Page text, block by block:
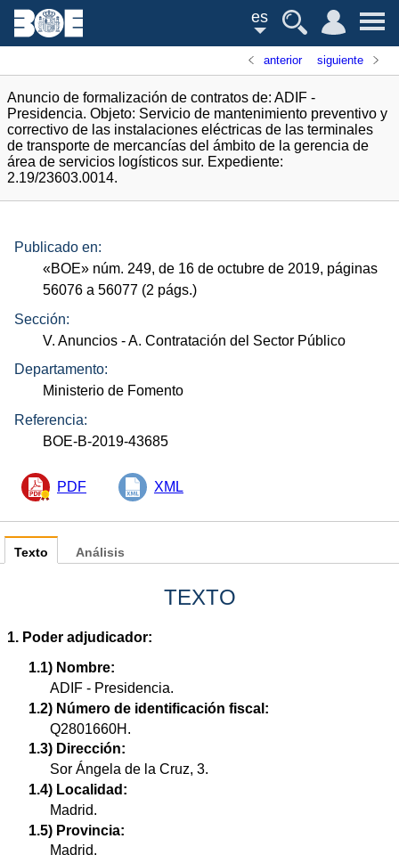
es
anterior siguiente
Anuncio de formalización de contratos de: ADIF -
Presidencia. Objeto: Servicio de mantenimiento preventivo y
correctivo de las instalaciones eléctricas de las terminales
de transporte de mercancías del ámbito de la gerencia de
área de servicios logísticos sur. Expediente:
2.19/23603.0014.
Publicado en:
«BOE» núm. 249, de 16 de octubre de 2019, páginas
56076 a 56077 (2 págs.)
Sección:
V. Anuncios - A. Contratación del Sector Público
Departamento:
Ministerio de Fomento
Referencia:
BOE-B-2019-43685
PDF XML
Texto
TEXTO
1. Poder adjudicador:
1.1) Nombre:
ADIF - Presidencia.
1.2) Número de identificación fiscal:
Q2801660H.
1.3) Dirección:
Sor Ángela de la Cruz, 3.
1.4) Localidad:
Madrid.
1.5) Provincia:
Madrid.
Análisis